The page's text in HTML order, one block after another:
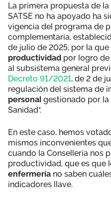
La primera propuesta de la
SATSE no ha apoyado ha
vigencia del programa de
complementaria,
de julio de 2025, por la
productividad por logro
al subsistema general
Decreto 91/2021, de 2 de
regulación del sistema de
personal gestionado por
Sanidad".
En este caso, hemos
mismos inconvenientes
cuando la Conselleria nos
productividad, que es que
enfermería no saben
indicadores llave.